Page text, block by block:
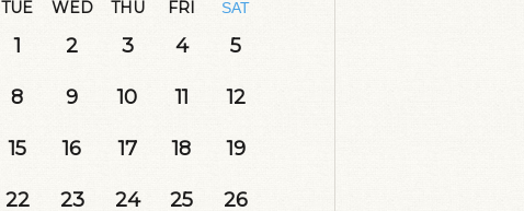
TUE WED THU FRI SAT
1 2 3 4 5
8 9 10 11 12
15 16 17 18 19
22 23 24 25 26